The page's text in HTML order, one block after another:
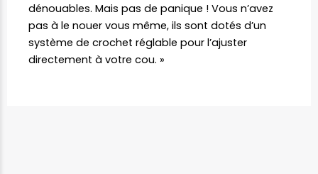
dénouables. Mais pas de panique ! Vous n’avez
pas à le nouer vous même, ils sont dotés d’un
système de crochet réglable pour l’ajuster
directement à votre cou. »